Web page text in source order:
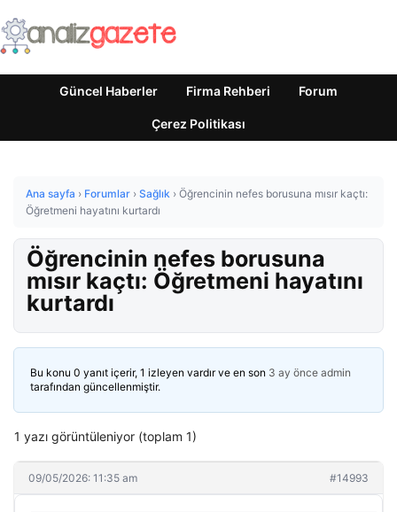
Güncel Haberler Firma Rehberi Forum
Çerez Politikası
Ana sayfa › Forumlar › Sağlık › Öğrencinin nefes borusuna mısır kaçtı:
Öğretmeni hayatını kurtardı
Öğrencinin nefes borusuna
mısır kaçtı: Öğretmeni hayatını
kurtardı
Bu konu 0 yanıt içerir, 1 izleyen vardır ve en son 3 ay önce admin
tarafından güncellenmiştir.
1 yazı görüntüleniyor (toplam 1)
09/05/2026: 11:35 am #14993